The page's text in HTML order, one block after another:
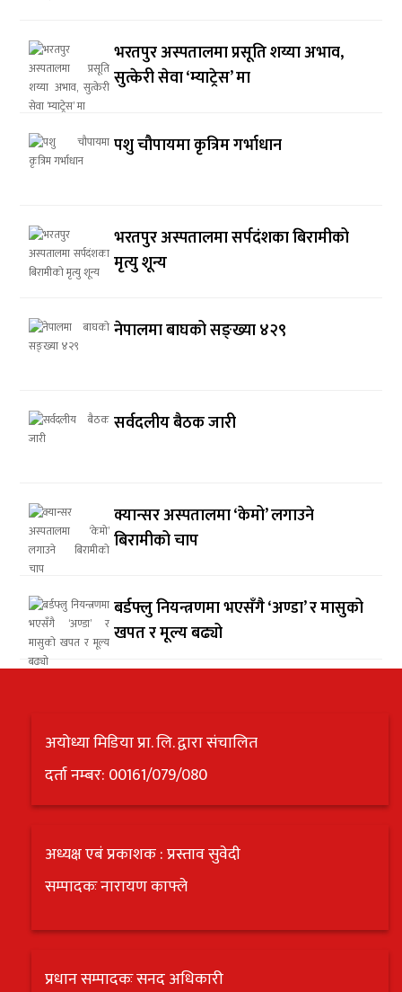
भरतपुर अस्पतालमा प्रसूति शय्या अभाव,
सुत्केरी सेवा ‘म्याट्रेस’ मा
पशु चौपायमा कृत्रिम गर्भाधान
भरतपुर अस्पतालमा सर्पदंशका बिरामीको
मृत्यु शून्य
नेपालमा बाघको सङ्ख्या ४२९
सर्वदलीय बैठक जारी
क्यान्सर अस्पतालमा ‘केमो’ लगाउने
बिरामीको चाप
बर्डफ्लु नियन्त्रणमा भएसँगै ‘अण्डा’ र मासुको
खपत र मूल्य बढ्यो
अयोध्या मिडिया प्रा. लि. द्वारा संचालित
दर्ता नम्बर: 00161/079/080
अध्यक्ष एबं प्रकाशक : प्रस्ताव सुवेदी
सम्पादकः नारायण काफ्ले
प्रधान सम्पादकः सनद अधिकारी